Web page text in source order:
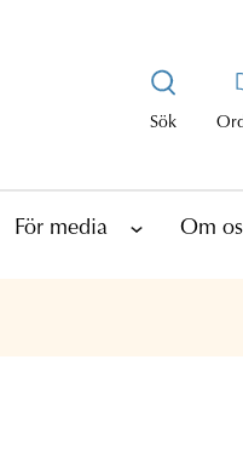
Sök
För media Om